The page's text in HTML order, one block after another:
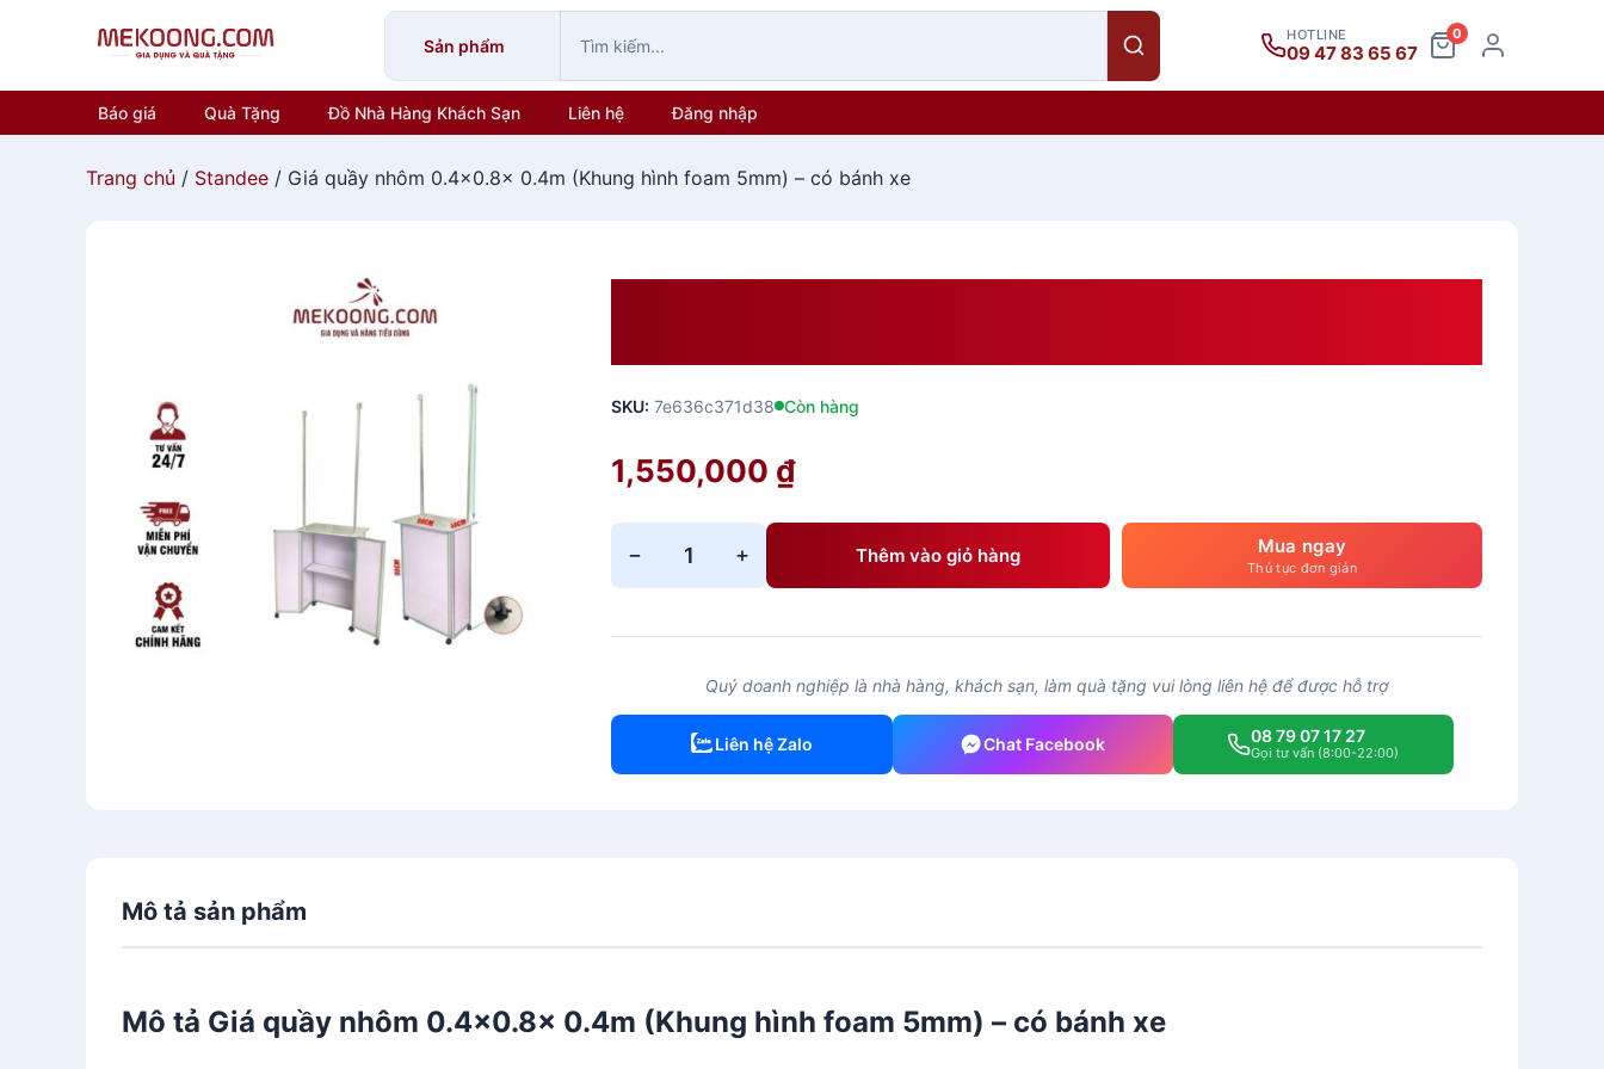
Sản phẩm
HOTLINE
09 47 83 65 67
0
Báo giá Quà Tặng Đồ Nhà Hàng Khách Sạn Liên hệ Đăng nhập
Trang chủ / Standee / Giá quầy nhôm 0.4×0.8x 0.4m (Khung hình foam 5mm) – có bánh xe
SKU: 7e636c371d38 Còn hàng
1,550,000 ₫
−
quầy
(Khung
foam
+ Thêm vào giỏ hàng Mua ngay
Thủ tục đơn giản
Quý doanh nghiệp là nhà hàng, khách sạn, làm quà tặng vui lòng liên hệ để được hỗ trợ
Liên hệ Zalo Chat Facebook 08 79 07 17 27
Gọi tư vấn (8:00-22:00)
Mô tả sản phẩm
Mô tả Giá quầy nhôm 0.4x0.8x 0.4m (Khung hình foam 5mm) – có bánh xe